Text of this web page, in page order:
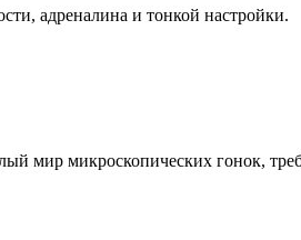
адреналина и тонкой настройки.
мир микроскопических гонок,